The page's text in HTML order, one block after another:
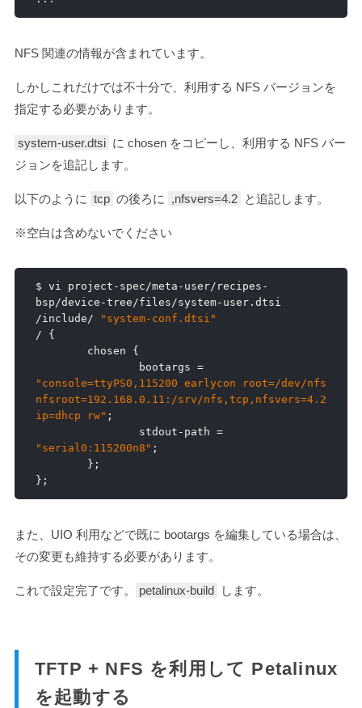
NFS 関連の情報が含まれています。
しかしこれだけでは不十分で、利用する NFS バージョンを
指定する必要があります。
system-user.dtsi に chosen をコピーし、利用する NFS バー
ジョンを追記します。
以下のように tcp の後ろに ,nfsvers=4.2 と追記します。
※空白は含めないでください
$ vi project - spec/meta - user/ recipes -
bsp/device -tree/files/system- user.
/include/
"system-conf.dtsi"
/
{
        chosen
{
                bootargs
=
"console=ttyPS0,115200 earlycon root=/dev/nfs
nfsroot=192.168.0.11:/srv/nfs,tcp,nfsvers=4.2
ip=dhcp rw" ;
                stdout
- path =
"serial0:115200n8" ;
};
};
また、UIO 利用などで既に bootargs を編集している場合は、
その変更も維持する必要があります。
これで設定完了です。 petalinux-build します。
TFTP + NFS を利用して Petalinux
を起動する